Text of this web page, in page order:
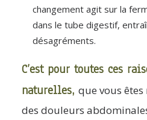
changement agit sur la
dans le tube digestif,
désagréments.
C’est pour toutes ces
naturelles, que vous
des douleurs